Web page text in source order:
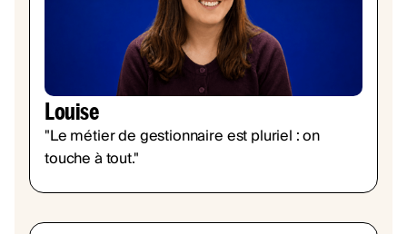
Louise
"Le métier de gestionnaire est pluriel : on
touche à tout."